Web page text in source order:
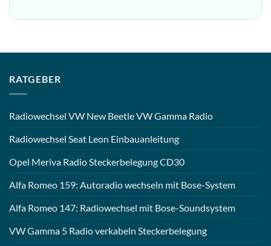
RATGEBER
Radiowechsel VW New Beetle VW Gamma Radio
Radiowechsel Seat Leon Einbauanleitung
Opel Meriva Radio Steckerbelegung CD30
Alfa Romeo 159: Autoradio wechseln mit Bose-System
Alfa Romeo 147: Radiowechsel mit Bose-Soundsystem
VW Gamma 5 Radio verkabeln Steckerbelegung